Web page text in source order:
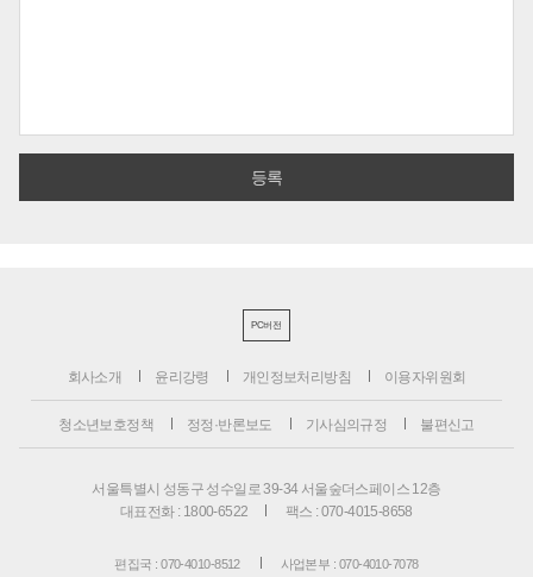
PC버전
회사소개 윤리강령 개인정보처리방침 이용자위원회
청소년보호정책 정정·반론보도 기사심의규정 불편신고
서울특별시 성동구 성수일로 39-34 서울숲더스페이스 12층
대표전화 : 1800-6522
팩스 : 070-4015-8658
편집국 : 070-4010-8512 사업본부 : 070-4010-7078